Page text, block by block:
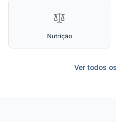
Nutrição
Ver todos